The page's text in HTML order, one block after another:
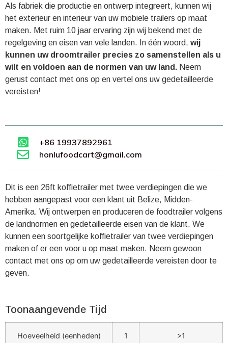
Als fabriek die productie en ontwerp integreert, kunnen wij
het exterieur en interieur van uw mobiele trailers op maat
maken. Met ruim 10 jaar ervaring zijn wij bekend met de
regelgeving en eisen van vele landen. In één woord, wij
kunnen uw droomtrailer precies zo samenstellen als u
wilt en voldoen aan de normen van uw land. Neem
gerust contact met ons op en vertel ons uw gedetailleerde
vereisten!
+86 19937892961
honlufoodcart@gmail.com
Dit is een 26ft koffietrailer met twee verdiepingen die we
hebben aangepast voor een klant uit Belize, Midden-
Amerika. Wij ontwerpen en produceren de foodtrailer volgens
de landnormen en gedetailleerde eisen van de klant. We
kunnen een soortgelijke koffietrailer van twee verdiepingen
maken of er een voor u op maat maken. Neem gewoon
contact met ons op om uw gedetailleerde vereisten door te
geven.
Toonaangevende Tijd
Hoeveelheid (eenheden) 1 >1